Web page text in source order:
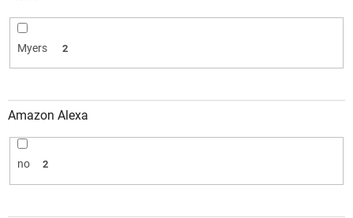
ó
w
Myers 2
Amazon Alexa
no 2